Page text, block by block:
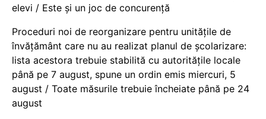
elevi / Este și un joc de concurență
Proceduri noi de reorganizare pentru unitățile de
învățământ care nu au realizat planul de școlarizare:
lista acestora trebuie stabilită cu autoritățile locale
până pe 7 august, spune un ordin emis miercuri, 5
august / Toate măsurile trebuie încheiate până pe 24
august